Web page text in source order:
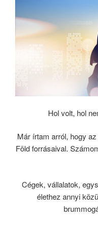
Hol volt, hol
Már írtam arról, hogy
Föld forrásaival.
Cégek, vállalatok,
élethez annyi